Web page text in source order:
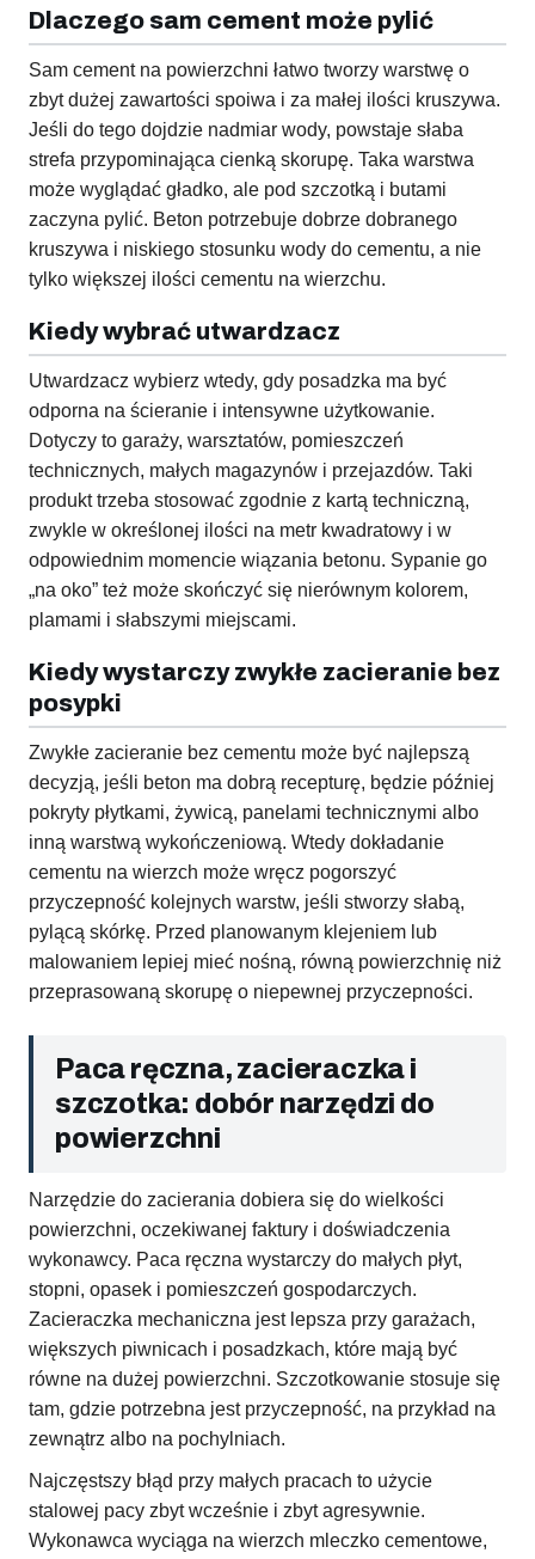
Dlaczego sam cement może pylić
Sam cement na powierzchni łatwo tworzy warstwę o
zbyt dużej zawartości spoiwa i za małej ilości kruszywa.
Jeśli do tego dojdzie nadmiar wody, powstaje słaba
strefa przypominająca cienką skorupę. Taka warstwa
może wyglądać gładko, ale pod szczotką i butami
zaczyna pylić. Beton potrzebuje dobrze dobranego
kruszywa i niskiego stosunku wody do cementu, a nie
tylko większej ilości cementu na wierzchu.
Kiedy wybrać utwardzacz
Utwardzacz wybierz wtedy, gdy posadzka ma być
odporna na ścieranie i intensywne użytkowanie.
Dotyczy to garaży, warsztatów, pomieszczeń
technicznych, małych magazynów i przejazdów. Taki
produkt trzeba stosować zgodnie z kartą techniczną,
zwykle w określonej ilości na metr kwadratowy i w
odpowiednim momencie wiązania betonu. Sypanie go
„na oko” też może skończyć się nierównym kolorem,
plamami i słabszymi miejscami.
Kiedy wystarczy zwykłe zacieranie bez
posypki
Zwykłe zacieranie bez cementu może być najlepszą
decyzją, jeśli beton ma dobrą recepturę, będzie później
pokryty płytkami, żywicą, panelami technicznymi albo
inną warstwą wykończeniową. Wtedy dokładanie
cementu na wierzch może wręcz pogorszyć
przyczepność kolejnych warstw, jeśli stworzy słabą,
pylącą skórkę. Przed planowanym klejeniem lub
malowaniem lepiej mieć nośną, równą powierzchnię niż
przeprasowaną skorupę o niepewnej przyczepności.
Paca ręczna, zacieraczka i
szczotka: dobór narzędzi do
powierzchni
Narzędzie do zacierania dobiera się do wielkości
powierzchni, oczekiwanej faktury i doświadczenia
wykonawcy. Paca ręczna wystarczy do małych płyt,
stopni, opasek i pomieszczeń gospodarczych.
Zacieraczka mechaniczna jest lepsza przy garażach,
większych piwnicach i posadzkach, które mają być
równe na dużej powierzchni. Szczotkowanie stosuje się
tam, gdzie potrzebna jest przyczepność, na przykład na
zewnątrz albo na pochylniach.
Najczęstszy błąd przy małych pracach to użycie
stalowej pacy zbyt wcześnie i zbyt agresywnie.
Wykonawca wyciąga na wierzch mleczko cementowe,